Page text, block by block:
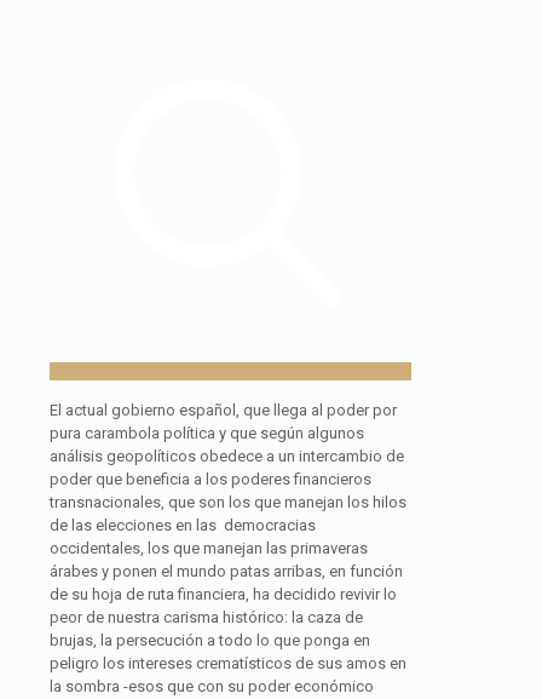
El actual gobierno español, que llega al poder por
pura carambola política y que según algunos
análisis geopolíticos obedece a un intercambio de
poder que beneficia a los poderes financieros
transnacionales, que son los que manejan los hilos
de las elecciones en las democracias
occidentales, los que manejan las primaveras
árabes y ponen el mundo patas arribas, en función
de su hoja de ruta financiera, ha decidido revivir lo
peor de nuestra carisma histórico: la caza de
brujas, la persecución a todo lo que ponga en
peligro los intereses crematísticos de sus amos en
la sombra -esos que con su poder económico